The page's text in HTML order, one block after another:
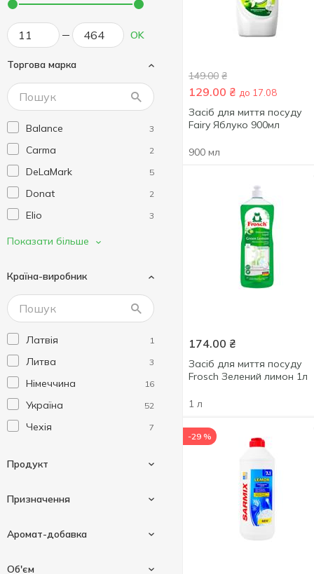
OK
Торгова марка
Balance 3
Carma 2
DeLaMark 5
Donat 2
Elio 3
Fairy
Galax 4
Grunwald 3
Maxi Power
No% Green Home 4
Oniks 3
Organic Familiy 1
Pro Wash 2
Sarma 2
Sodasan 4
Splito
Показати більше
Країна-виробник
Латвія 1
Литва 3
Німеччина 16
Україна 52
Чехія 7
Продукт
Бальзам для миття
посуду
Призначення
Аромат-добавка
Об'єм
149.00 ₴
129.00 ₴ до 17.08
Засіб для миття посуду
Fairy Яблуко 900мл
900 мл
174.00 ₴
Засіб для миття посуду
Frosch Зелений лимон 1л
1 л
-29 %